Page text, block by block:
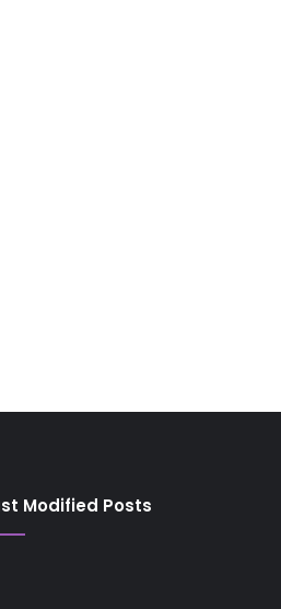
Modified Posts